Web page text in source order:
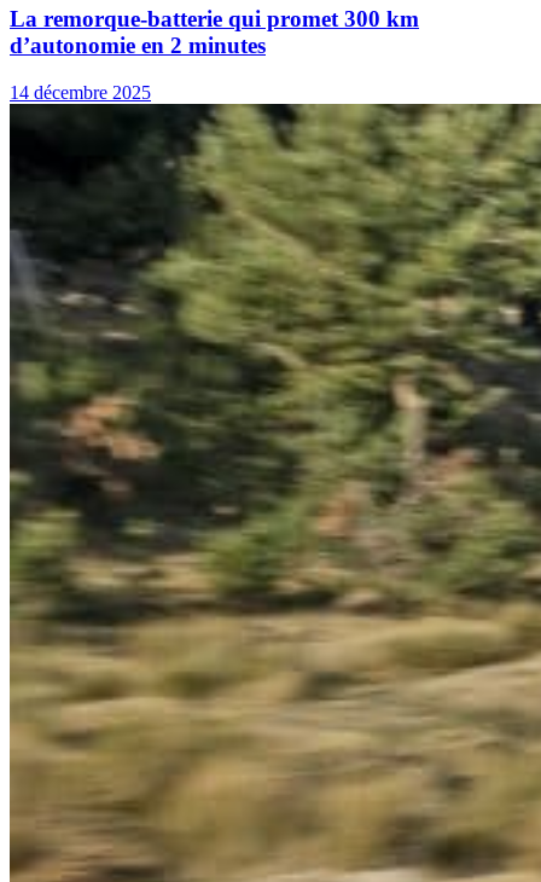
La remorque-batterie qui promet 300 km
d’autonomie en 2 minutes
14 décembre 2025